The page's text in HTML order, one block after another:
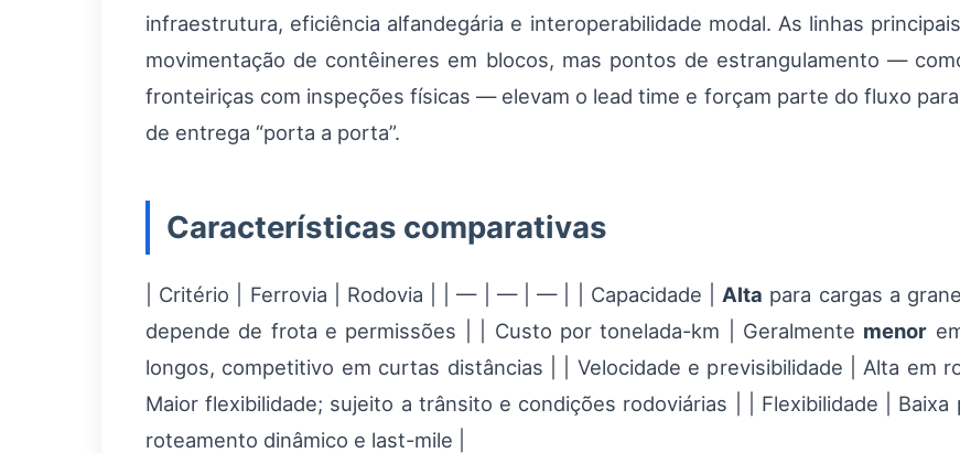
infraestrutura, eficiência alfandegária e interoperabilidade modal. As linhas
movimentação de contêineres em blocos, mas pontos de estrangulamento —
fronteiriças com inspeções físicas — elevam o lead time e forçam parte do fluxo para
de entrega “porta a porta”.
Características comparativas
| Critério | Ferrovia | Rodovia | | — | — | — | | Capacidade | Alta para cargas a
depende de frota e permissões | | Custo por tonelada-km | Geralmente menor
longos, competitivo em curtas distâncias | | Velocidade e previsibilidade | Alta em
Maior flexibilidade; sujeito a trânsito e condições rodoviárias | | Flexibilidade |
roteamento dinâmico e last-mile |